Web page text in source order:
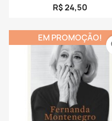
R$ 24,50
EM PROMOÇÃO!